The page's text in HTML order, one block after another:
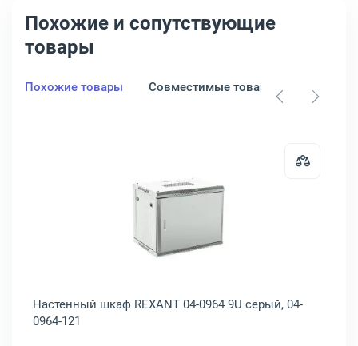
Похожие и сопутствующие
товары
Похожие товары Совместимые товары
настенный Elbox EMW 11U серый, EMW-500.400.210-1-IP66
Настенный шкаф REXANT 04-0964 9U серый, 04-
0964-121